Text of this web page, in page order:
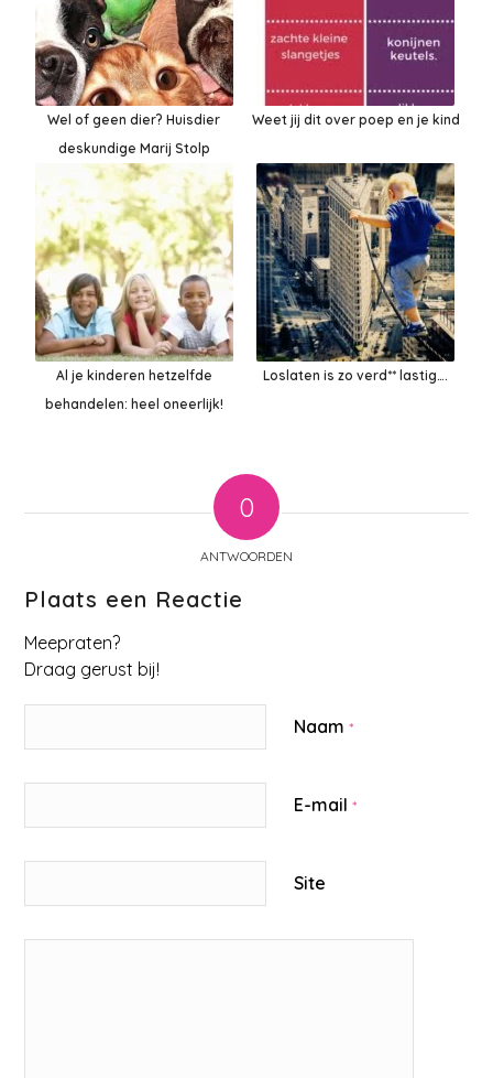
Wel of geen dier? Huisdier
deskundige Marij Stolp
Weet jij dit over poep en je kind
Al je kinderen hetzelfde
behandelen: heel oneerlijk!
Loslaten is zo verd** lastig….
0
ANTWOORDEN
Plaats een Reactie
Meepraten?
Draag gerust bij!
Naam*
E-mail*
Site